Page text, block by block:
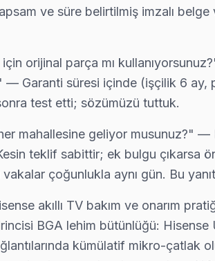
Merkezi
İlçelerde Hisense Servisi
Servisleri
ve süre belirtilmiş imzalı
orijinal parça mı
— Garanti süresi içinde (işçilik 6 ay,
test etti; sözümüzü tuttuk.
mahallesine geliyor musunuz?"
teklif sabittir; ek bulgu çıkarsa
vakalar çoğunlukla aynı gün. Bu
akıllı TV bakım ve onarım
BGA lehim bütünlüğü:
kümülatif mikro-çatlak